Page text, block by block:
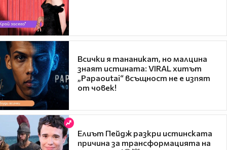
Всички я тананикат, но малцина
знаят истината: VIRAL хитът
„Papaoutai“ всъщност не е изпят
от човек!
Елиът Пейдж разкри истинската
причина за трансформацията на